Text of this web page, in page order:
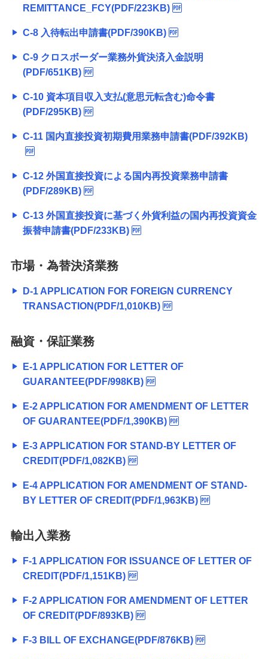
REMITTANCE_FCY(PDF/223KB)
C-8 入待転出申請書(PDF/390KB)
C-9 クロスボーダー業務外貨決済入金説明
(PDF/651KB)
C-10 資本項目収入支払(意思元転含む)命令書
(PDF/295KB)
C-11 国内直接投資初期費用業務申請書(PDF/392KB)
C-12 外国直接投資による国内再投資業務申請書
(PDF/289KB)
C-13 外国直接投資に基づく外貨利益の国内再投資資金
振替申請書(PDF/233KB)
市場・為替決済業務
D-1 APPLICATION FOR FOREIGN CURRENCY
TRANSACTION(PDF/1,010KB)
融資・保証業務
E-1 APPLICATION FOR LETTER OF
GUARANTEE(PDF/998KB)
E-2 APPLICATION FOR AMENDMENT OF LETTER
OF GUARANTEE(PDF/1,390KB)
E-3 APPLICATION FOR STAND-BY LETTER OF
CREDIT(PDF/1,082KB)
E-4 APPLICATION FOR AMENDMENT OF STAND-
BY LETTER OF CREDIT(PDF/1,963KB)
輸出入業務
F-1 APPLICATION FOR ISSUANCE OF LETTER OF
CREDIT(PDF/1,151KB)
F-2 APPLICATION FOR AMENDMENT OF LETTER
OF CREDIT(PDF/893KB)
F-3 BILL OF EXCHANGE(PDF/876KB)